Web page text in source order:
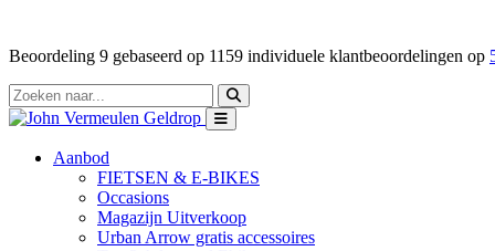
Beoordeling 9 gebaseerd op 1159 individuele klantbeoordelingen op
Aanbod
FIETSEN & E-BIKES
Occasions
Magazijn Uitverkoop
Urban Arrow gratis accessoires